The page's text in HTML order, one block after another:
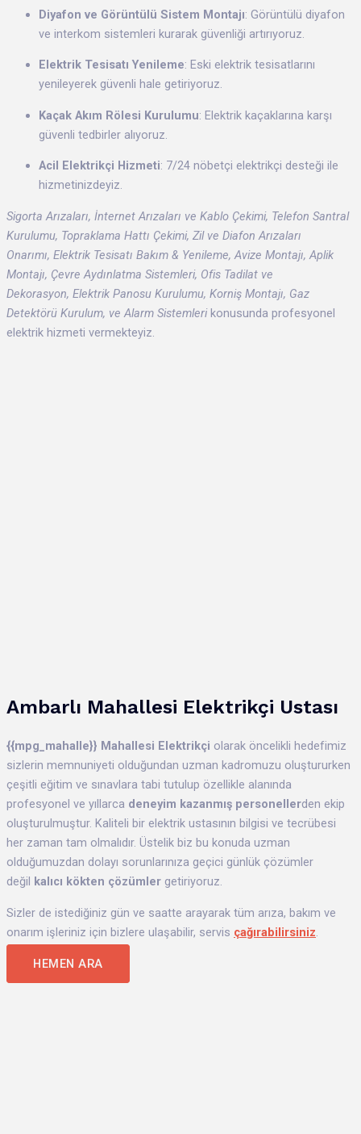
Diyafon ve Görüntülü Sistem Montajı: Görüntülü diyafon
ve interkom sistemleri kurarak güvenliği artırıyoruz.
Elektrik Tesisatı Yenileme: Eski elektrik tesisatlarını
yenileyerek güvenli hale getiriyoruz.
Kaçak Akım Rölesi Kurulumu: Elektrik kaçaklarına karşı
güvenli tedbirler alıyoruz.
Acil Elektrikçi Hizmeti: 7/24 nöbetçi elektrikçi desteği ile
hizmetinizdeyiz.
Sigorta Arızaları, İnternet Arızaları ve Kablo Çekimi, Telefon Santral
Kurulumu, Topraklama Hattı Çekimi, Zil ve Diafon Arızaları
Onarımı, Elektrik Tesisatı Bakım & Yenileme, Avize Montajı, Aplik
Montajı, Çevre Aydınlatma Sistemleri, Ofis Tadilat ve
Dekorasyon, Elektrik Panosu Kurulumu, Korniş Montajı, Gaz
Detektörü Kurulum, ve Alarm Sistemlerikonusunda profesyonel
elektrik hizmeti vermekteyiz.
Ambarlı Mahallesi Elektrikçi Ustası
{{mpg_mahalle}} Mahallesi Elektrikçi olarak öncelikli hedefimiz
sizlerin memnuniyeti olduğundan uzman kadromuzu oluştururken
çeşitli eğitim ve sınavlara tabi tutulup özellikle alanında
profesyonel ve yıllarca deneyim kazanmış personellerden ekip
oluşturulmuştur. Kaliteli bir elektrik ustasının bilgisi ve tecrübesi
her zaman tam olmalıdır. Üstelik biz bu konuda uzman
olduğumuzdan dolayı sorunlarınıza geçici günlük çözümler
değil
kalıcı kökten çözümler getiriyoruz.
Sizler de istediğiniz gün ve saatte arayarak tüm arıza, bakım ve
onarım işleriniz için bizlere ulaşabilir, servis çağırabilirsiniz.
HEMEN ARA